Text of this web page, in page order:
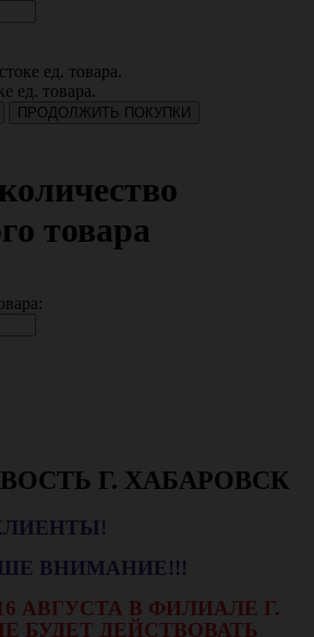
ед. товара.
ед. товара.
ПРОДОЛЖИТЬ ПОКУПКИ
товара
Г. ХАБАРОВСК
ВНИМАНИЕ!!!
АВГУСТА В ФИЛИАЛЕ Г.
БУДЕТ ДЕЙСТВОВАТЬ